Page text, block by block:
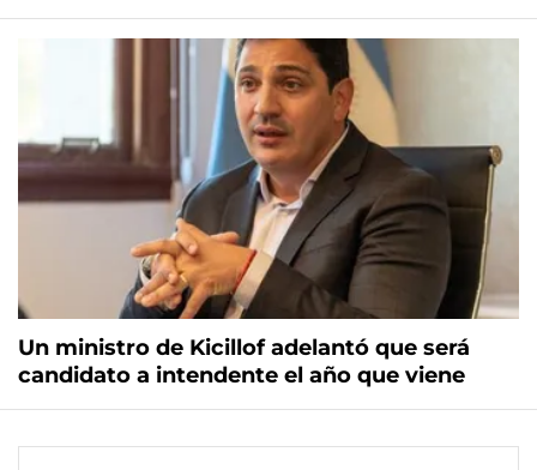
Un ministro de Kicillof adelantó que será
candidato a intendente el año que viene